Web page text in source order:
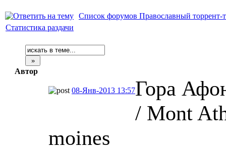
Список форумов Православный торрент-
Статистика раздачи
Автор
08-Янв-2013 13:57Гора
/ Mont
moines